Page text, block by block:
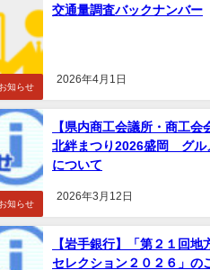
お知らせ
交通量調査バックナンバー
2026年4月1日
お知らせ
【県内商工会議所・商工会
北絆まつり2026盛岡 グル
について
2026年3月12日
【岩手銀行】「第２１回地
セレクション２０２６」の